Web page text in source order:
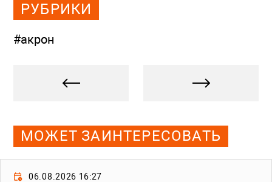
РУБРИКИ
#акрон
МОЖЕТ ЗАИНТЕРЕСОВАТЬ
06.08.2026 16:27